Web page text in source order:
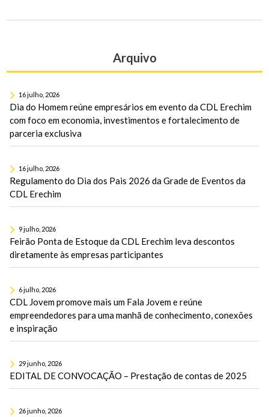
Arquivo
16 julho, 2026
Dia do Homem reúne empresários em evento da CDL Erechim
com foco em economia, investimentos e fortalecimento de
parceria exclusiva
16 julho, 2026
Regulamento do Dia dos Pais 2026 da Grade de Eventos da
CDL Erechim
9 julho, 2026
Feirão Ponta de Estoque da CDL Erechim leva descontos
diretamente às empresas participantes
6 julho, 2026
CDL Jovem promove mais um Fala Jovem e reúne
empreendedores para uma manhã de conhecimento, conexões
e inspiração
29 junho, 2026
EDITAL DE CONVOCAÇÃO – Prestação de contas de 2025
26 junho, 2026